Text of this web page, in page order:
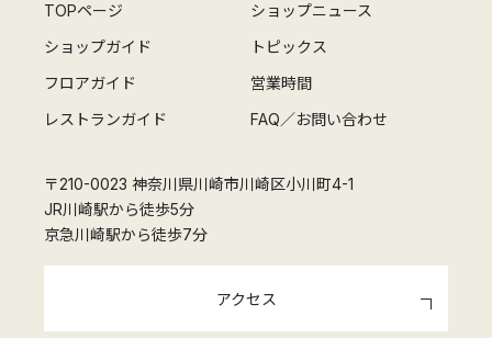
TOPページ
ショップニュース
ショップガイド
トピックス
フロアガイド
営業時間
レストランガイド
FAQ／お問い合わせ
〒210-0023 神奈川県川崎市川崎区小川町4-1
JR川崎駅から徒歩5分
京急川崎駅から徒歩7分
アクセス